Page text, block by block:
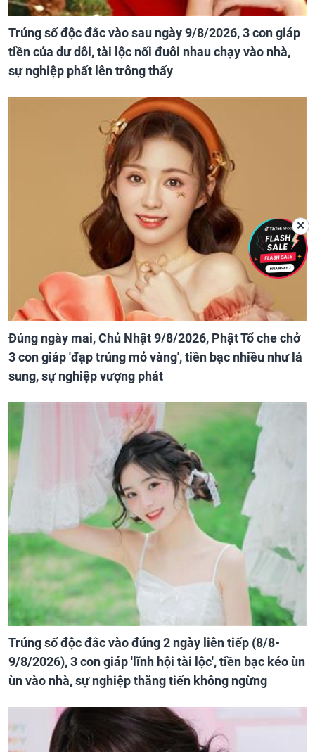
Trúng số độc đắc vào sau ngày 9/8/2026, 3 con giáp
tiền của dư dôi, tài lộc nối đuôi nhau chạy vào nhà,
sự nghiệp phất lên trông thấy
Đúng ngày mai, Chủ Nhật 9/8/2026, Phật Tổ che chở
3 con giáp 'đạp trúng mỏ vàng', tiền bạc nhiều như lá
sung, sự nghiệp vượng phát
Trúng số độc đắc vào đúng 2 ngày liên tiếp (8/8-
9/8/2026), 3 con giáp 'lĩnh hội tài lộc', tiền bạc kéo ùn
ùn vào nhà, sự nghiệp thăng tiến không ngừng
✕